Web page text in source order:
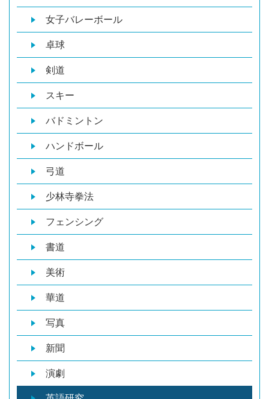
女子バレーボール
卓球
剣道
スキー
バドミントン
ハンドボール
弓道
少林寺拳法
フェンシング
書道
美術
華道
写真
新聞
演劇